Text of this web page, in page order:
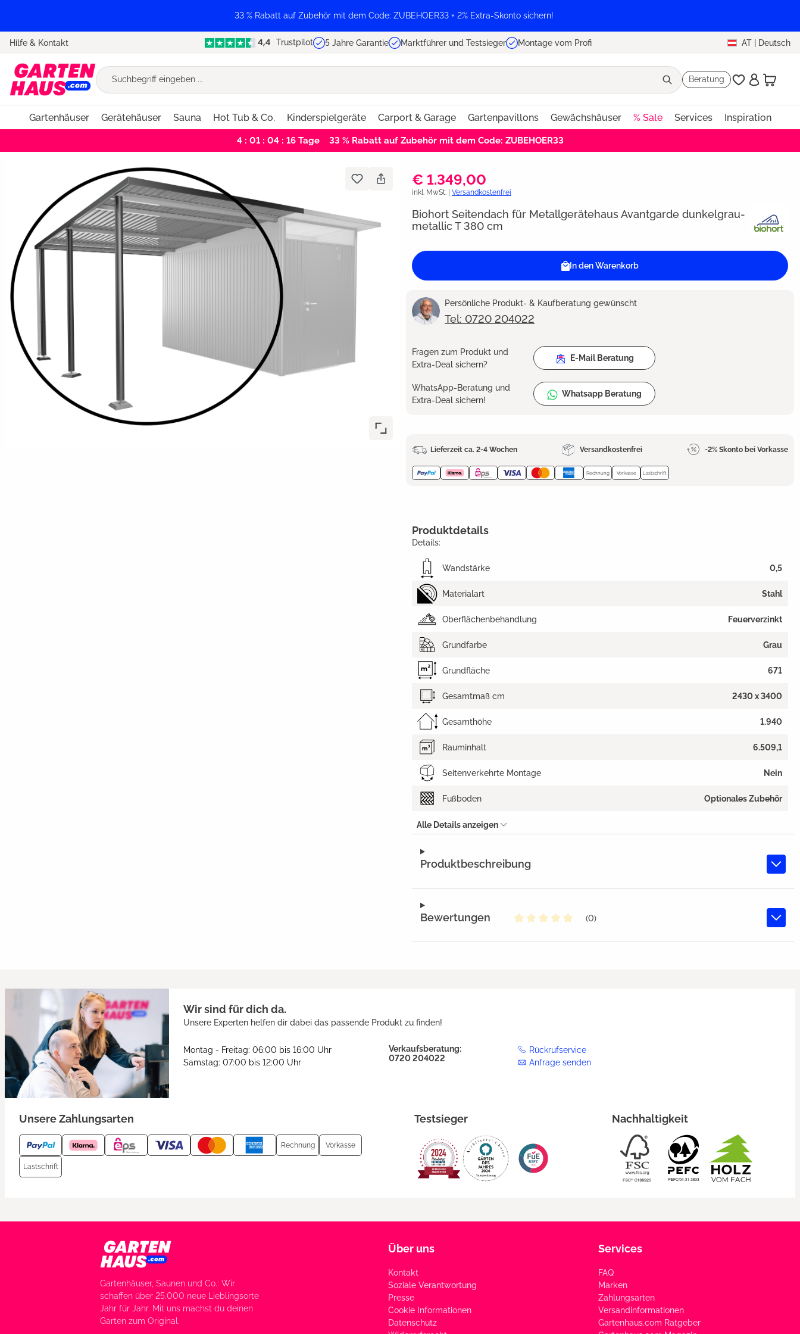
33 % Rabatt auf Zubehör mit dem Code: ZUBEHOER33 + 2% Extra-Skonto sichern!
Hilfe & Kontakt Trustpilot 5 Jahre Garantie Marktführer und Testsieger Montage vom Profi AT | Deutsch
Beratung
Gartenhäuser Gerätehäuser Sauna Hot Tub & Co. Kinderspielgeräte Carport & Garage Gartenpavillons Gewächshäuser % Sale Services Inspiration
4 : 01 : 04 : 16Tage 33 % Rabatt auf Zubehör mit dem Code: ZUBEHOER33
€ 1.349,00
inkl. MwSt. | Versandkostenfrei
Biohort Seitendach für Metallgerätehaus Avantgarde dunkelgrau-
metallic T 380 cm
In den Warenkorb
Persönliche Produkt- & Kaufberatung gewünscht
Tel: 0720 204022
Fragen zum Produkt und
Extra-Deal sichern?
E-Mail Beratung
WhatsApp-Beratung und
Extra-Deal sichern!
Whatsapp Beratung
Lieferzeit ca. 2-4 Wochen Versandkostenfrei -2% Skonto bei Vorkasse
Rechnung Vorkasse Lastschrift
Produktbeschreibung
Bewertungen
(0)
Produktdetails
Details:
Wandstärke 0,5
Materialart Stahl
Oberflächenbehandlung Feuerverzinkt
Grundfarbe Grau
Grundfläche 671
Gesamtmaß cm 2430 x 3400
Gesamthöhe 1.940
Rauminhalt 6.509,1
Seitenverkehrte Montage Nein
Fußboden Optionales Zubehör
Alle Details anzeigen
Wir sind für dich da.
Unsere Experten helfen dir dabei das passende Produkt zu finden!
Montag - Freitag: 06:00 bis 16:00 Uhr
Samstag: 07:00 bis 12:00 Uhr
Verkaufsberatung:
0720 204022
Rückrufservice
Anfrage senden
Unsere Zahlungsarten
Rechnung Vorkasse
Lastschrift
Testsieger Nachhaltigkeit
Gartenhäuser, Saunen und Co.: Wir
schaffen über 25.000 neue Lieblingsorte
Jahr für Jahr. Mit uns machst du deinen
Garten zum Original.
Über uns
Kontakt
Soziale Verantwortung
Presse
Cookie Informationen
Datenschutz
Services
FAQ
Marken
Zahlungsarten
Versandinformationen
Gartenhaus.com Ratgeber